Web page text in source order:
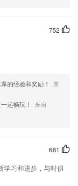
752
的经验和奖励！
来
起畅玩！
来自
681
学习和进步，与时俱